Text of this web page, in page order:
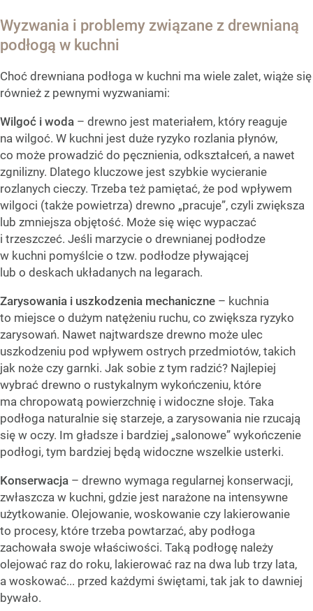
Wyzwania i problemy związane z drewnianą
podłogą w kuchni
Choć drewniana podłoga w kuchni ma wiele zalet, wiąże się
również z pewnymi wyzwaniami:
Wilgoć i woda – drewno jest materiałem, który reaguje
na wilgoć. W kuchni jest duże ryzyko rozlania płynów,
co może prowadzić do pęcznienia, odkształceń, a nawet
zgnilizny. Dlatego kluczowe jest szybkie wycieranie
rozlanych cieczy. Trzeba też pamiętać, że pod wpływem
wilgoci (także powietrza) drewno „pracuje”, czyli zwiększa
lub zmniejsza objętość. Może się więc wypaczać
i trzeszczeć. Jeśli marzycie o drewnianej podłodze
w kuchni pomyślcie o tzw. podłodze pływającej
lub o deskach układanych na legarach.
Zarysowania i uszkodzenia mechaniczne – kuchnia
to miejsce o dużym natężeniu ruchu, co zwiększa ryzyko
zarysowań. Nawet najtwardsze drewno może ulec
uszkodzeniu pod wpływem ostrych przedmiotów, takich
jak noże czy garnki. Jak sobie z tym radzić? Najlepiej
wybrać drewno o rustykalnym wykończeniu, które
ma chropowatą powierzchnię i widoczne słoje. Taka
podłoga naturalnie się starzeje, a zarysowania nie rzucają
się w oczy. Im gładsze i bardziej „salonowe” wykończenie
podłogi, tym bardziej będą widoczne wszelkie usterki.
Konserwacja – drewno wymaga regularnej konserwacji,
zwłaszcza w kuchni, gdzie jest narażone na intensywne
użytkowanie. Olejowanie, woskowanie czy lakierowanie
to procesy, które trzeba powtarzać, aby podłoga
zachowała swoje właściwości. Taką podłogę należy
olejować raz do roku, lakierować raz na dwa lub trzy lata,
a woskować... przed każdymi świętami, tak jak to dawniej
bywało.